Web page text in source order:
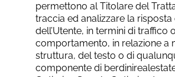
permettono al Titolare del
traccia ed analizzare la
dell’Utente, in termini di traffico
comportamento, in relazione a
struttura, del testo o di
componente di